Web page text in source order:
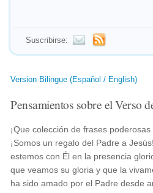
Suscribirse:
Version Bilingue (Español / English)
Pensamientos sobre el Verso
¡Que colección de frases
¡Somos un regalo del Padre a
estemos con Él en la presencia
que veamos su gloria y que la
ha sido amado por el Padre desde